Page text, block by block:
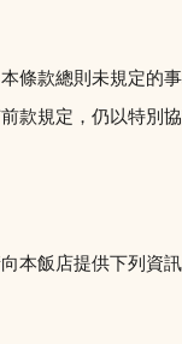
條款總則未規定的
款規定，仍以特別協
本飯店提供下列資